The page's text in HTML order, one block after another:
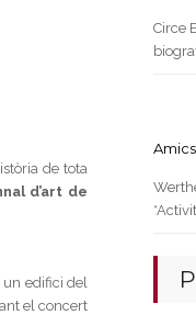
de tota
d’art de
un edifici del
el concert
Circe